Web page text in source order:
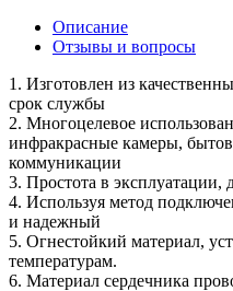
Описание
Отзывы и вопросы
1. Изготовлен из
срок службы
2. Многоцелевое
инфракрасные камеры,
коммуникации
3. Простота в эксплуатации,
4. Используя метод
и надежный
5. Огнестойкий материал,
температурам.
6. Материал сердечника